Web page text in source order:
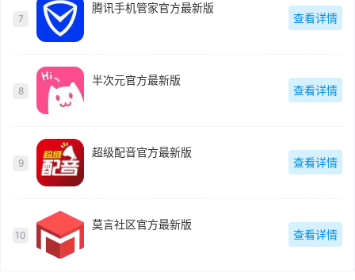
7
腾讯手机管家官方最新版
查看详情
8
半次元官方最新版
查看详情
9
超级配音官方最新版
查看详情
10
莫言社区官方最新版
查看详情